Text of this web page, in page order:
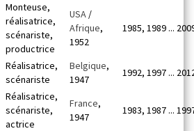
Monteuse,
réalisatrice,
scénariste,
productrice
USA /
Afrique,
1952
1985, 1989 ...
Réalisatrice,
scénariste
Belgique,
1947
1992, 1997 ...
Réalisatrice,
scénariste,
actrice
France,
1947
1983, 1987 ...